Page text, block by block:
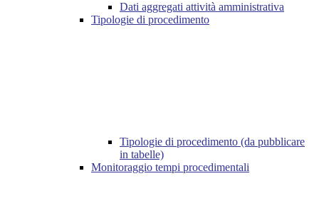
Dati aggregati attività amministrativa
Tipologie di procedimento
Tipologie di procedimento (da pubblicare
in tabelle)
Monitoraggio tempi procedimentali